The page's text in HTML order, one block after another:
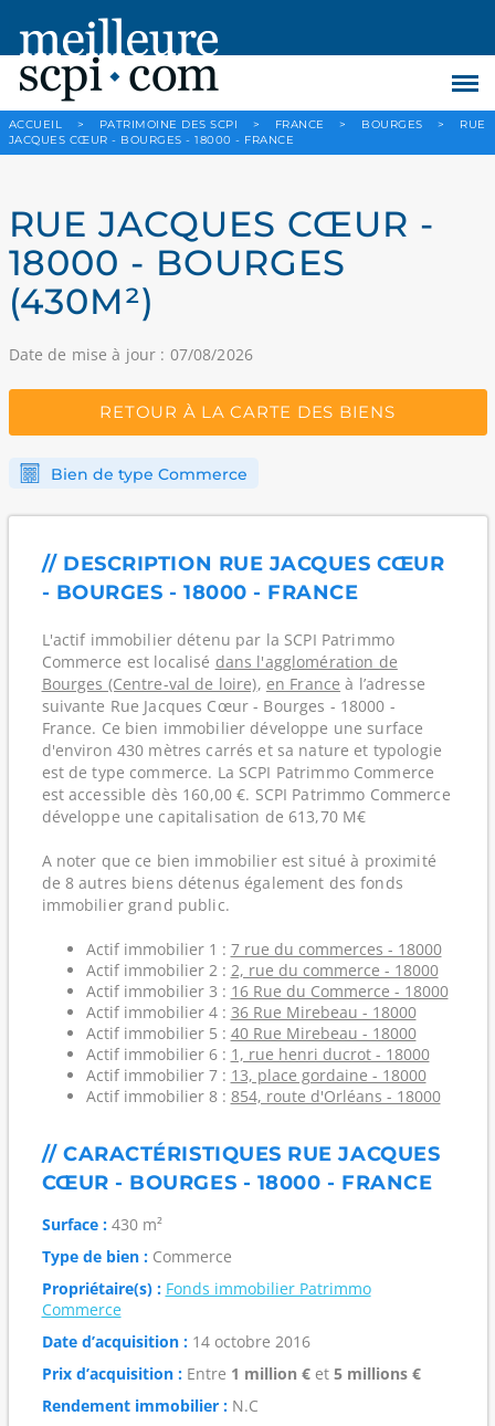
ACCUEIL > PATRIMOINE DES SCPI > FRANCE > BOURGES >
RUE
JACQUES CŒUR - BOURGES - 18000 - FRANCE
RUE JACQUES CŒUR -
18000 - BOURGES
(430M²)
Date de mise à jour : 07/08/2026
RETOUR À LA CARTE DES BIENS
Bien de type Commerce
// DESCRIPTION RUE JACQUES CŒUR
- BOURGES - 18000 - FRANCE
L'actif immobilier détenu par la SCPI Patrimmo
Commerce est localisé dans l'agglomération de
Bourges (Centre-val de loire), en France à l’adresse
suivante Rue Jacques Cœur - Bourges - 18000 -
France. Ce bien immobilier développe une surface
d'environ 430 mètres carrés et sa nature et typologie
est de type commerce. La SCPI Patrimmo Commerce
est accessible dès 160,00 €. SCPI Patrimmo Commerce
développe une capitalisation de 613,70 M€
A noter que ce bien immobilier est situé à proximité
de 8 autres biens détenus également des fonds
immobilier grand public.
Actif immobilier 1 : 7 rue du commerces - 18000
Actif immobilier 2 : 2, rue du commerce - 18000
Actif immobilier 3 : 16 Rue du Commerce - 18000
Actif immobilier 4 : 36 Rue Mirebeau - 18000
Actif immobilier 5 : 40 Rue Mirebeau - 18000
Actif immobilier 6 : 1, rue henri ducrot - 18000
Actif immobilier 7 : 13, place gordaine - 18000
Actif immobilier 8 : 854, route d'Orléans - 18000
// CARACTÉRISTIQUES RUE JACQUES
CŒUR - BOURGES - 18000 - FRANCE
Surface :430 m²
Type de bien :Commerce
Propriétaire(s) : Fonds immobilier Patrimmo
Commerce
Date d’acquisition :14 octobre 2016
Prix d’acquisition :Entre 1 million €et 5 millions €
Rendement immobilier :N.C